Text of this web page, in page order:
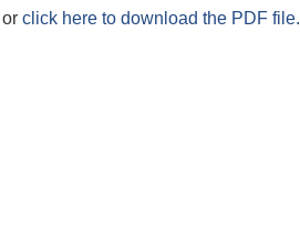
or click here to download the PDF file.